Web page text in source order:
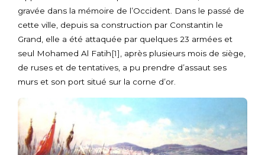
gravée dans la mémoire de l’Occident. Dans le passé de
cette ville, depuis sa construction par Constantin le
Grand, elle a été attaquée par quelques 23 armées et
seul Mohamed Al Fatih[1]
, après plusieurs mois de siège,
de ruses et de tentatives, a pu prendre d’assaut ses
murs et son port situé sur la corne d’or.